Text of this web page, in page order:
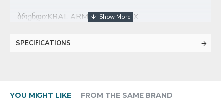
ბრენდი:KRAL ARMS KINEMATIX
ვაზნების რაოდენობა: 4+1
SPECIFICATIONS
YOU MIGHT LIKE FROM THE SAME BRAND